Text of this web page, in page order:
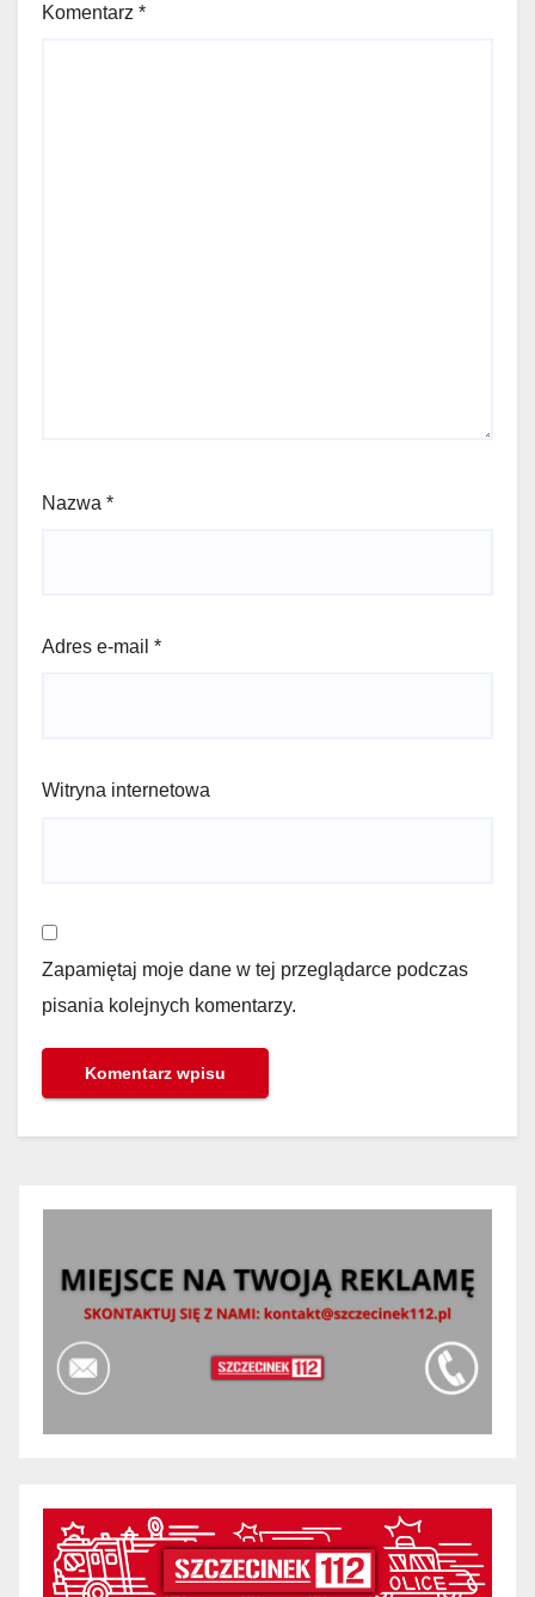
Komentarz *
Nazwa *
Adres e-mail *
Witryna internetowa
Zapamiętaj moje dane w tej przeglądarce podczas
pisania kolejnych komentarzy.